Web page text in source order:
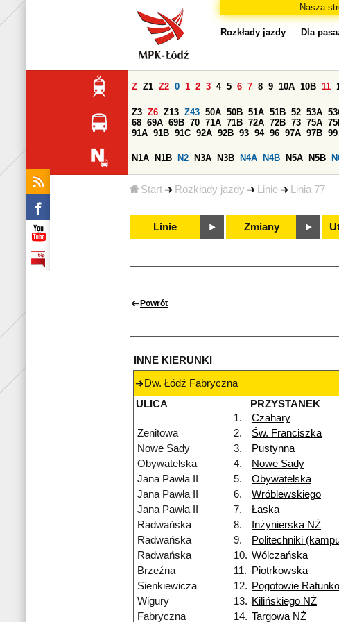
Nasza
Start Rozkłady jazdy Linie Linia 77
Rozkłady jazdy Dla
Z Z1 Z2 0 1 2 3 4 5 6 7 8 9 10A 10B 11
Z3 Z6 Z13 Z43 50A 50B 51A 51B 52 53A
68 69A 69B 70 71A 71B 72A 72B 73 75A
91A 91B 91C 92A 92B 93 94 96 97A 97B 99
N1A N1B N2 N3A N3B N4A N4B N5A N5B
Linie Zmiany
Powrót
INNE KIERUNKI
Dw. Łódź Fabryczna
ULICA
PRZYSTANEK
1.
Czahary
Zenitowa
2. Św. Franciszka
Nowe Sady
3.
Pustynna
Obywatelska
4. Nowe Sady
Jana Pawła II
5. Obywatelska
Jana Pawła II
6. Wróblewskiego
Jana Pawła II
7. Łaska
Radwańska
8.
Inżynierska NŻ
Radwańska
9. Politechniki
Radwańska
10. Wólczańska
Brzeźna
11. Piotrkowska
Sienkiewicza
12. Pogotowie
Wigury
13. Kilińskiego NŻ
Fabryczna
14. Targowa NŻ